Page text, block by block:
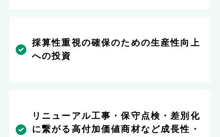
採算性重視の確保のための生産性向上
への投資
リニューアル工事・保守点検・差別化
に繋がる高付加価値商材など成長性・